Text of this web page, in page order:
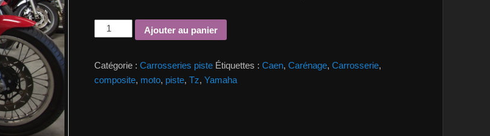
Ajouter au panier
Catégorie :Carrosseries piste Étiquettes :Caen,Carénage,Carrosserie,
composite, moto, piste,Tz,Yamaha